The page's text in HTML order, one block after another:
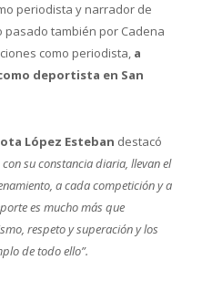
periodista y narrador de
también por Cadena
como periodista, a
deportista en San
López Esteban destacó
su constancia diaria, llevan el
a cada competición y a
es mucho más que
respeto y superación y los
de todo ello”.